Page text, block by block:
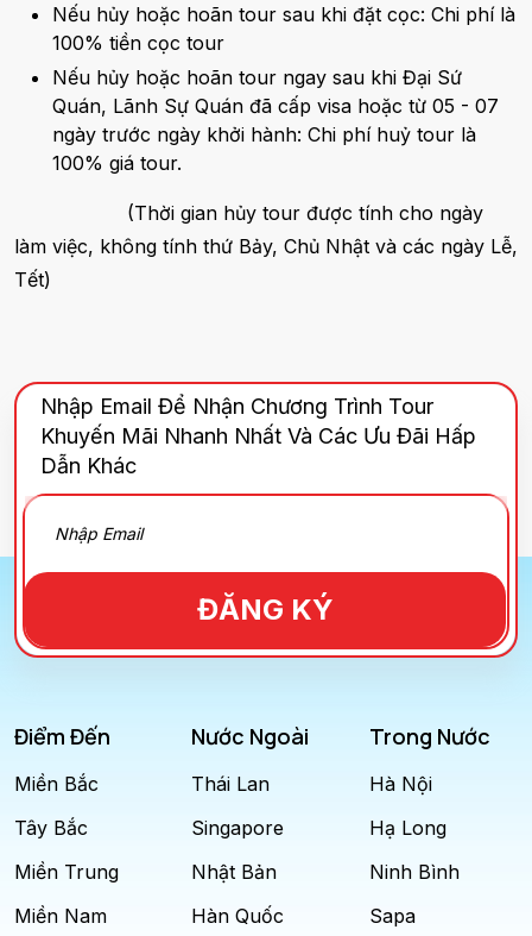
Nếu hủy hoặc hoãn tour sau khi đặt cọc: Chi phí là
100% tiền cọc tour
Nếu hủy hoặc hoãn tour ngay sau khi Đại Sứ
Quán, Lãnh Sự Quán đã cấp visa hoặc từ 05 - 07
ngày trước ngày khởi hành: Chi phí huỷ tour là
100% giá tour.
(Thời gian hủy tour được tính cho ngày
làm việc, không tính thứ Bảy, Chủ Nhật và các ngày Lễ,
Tết)
Nhập Email Để Nhận Chương Trình Tour
Khuyến Mãi Nhanh Nhất Và Các Ưu Đãi Hấp
Dẫn Khác
ĐĂNG KÝ
Điểm Đến
Miền Bắc
Tây Bắc
Miền Trung
Miền Nam
Nước Ngoài
Thái Lan
Singapore
Nhật Bản
Hàn Quốc
Trong Nước
Hà Nội
Hạ Long
Ninh Bình
Sapa